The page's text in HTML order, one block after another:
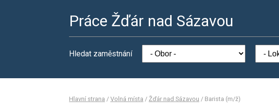
Práce Žďár nad Sázavou
Hledat zaměstnání
Hlavní strana / Volná místa / Žďár nad Sázavou / Barista (m/ž)